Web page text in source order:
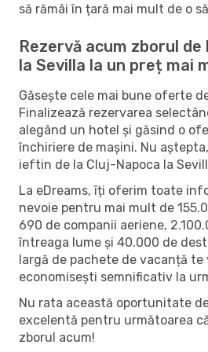
să rămâi în țară mai mult de o
Rezervă acum zborul de
la Sevilla la un preț mai
Găsește cele mai bune oferte
Finalizează rezervarea
alegând un hotel și găsind o
închiriere de mașini. Nu
ieftin de la Cluj-Napoca la
La eDreams, îți oferim toate
nevoie pentru mai mult de
690 de companii aeriene,
întreaga lume și 40.000 de
largă de pachete de vacanță te
economisești semnificativ la
Nu rata această oportunitate
excelentă pentru următoarea
zborul acum!